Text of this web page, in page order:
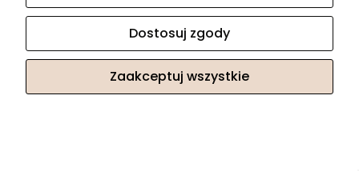
3 4 5 6
Dostosuj zgody
Zaakceptuj wszystkie